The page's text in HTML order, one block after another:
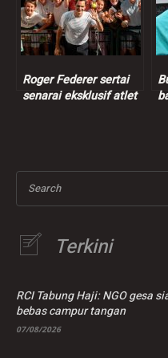
Roger Federer sertai
senarai eksklusif atlet
Search
Terkini
RCI Tabung Haji: NGO gesa
bebas campur tangan
07/08/2026